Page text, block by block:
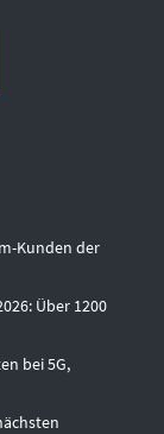
Kunden der
Über 1200
bei 5G,